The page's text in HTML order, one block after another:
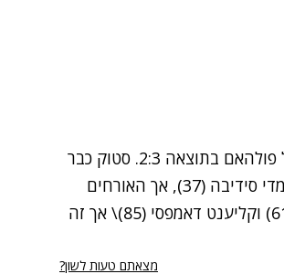
במשחק היחיד שהתקיים בליגה האנגלית, סטוק סיטי גברה על פולהאם בתוצאה 2:3. סטוק כבר
הוליכה 0:3 משערים של טונצ'אי (12), עבדוליי פאייה (34) ומאמדי סידיבה (37), אך האורחים
חזרו לתוצאה הרבה פחות משפילה, משערים של דמיאן דאף (61) וקליענט דאמפסי (85)\ אך זה
מצאתם טעות לשון?